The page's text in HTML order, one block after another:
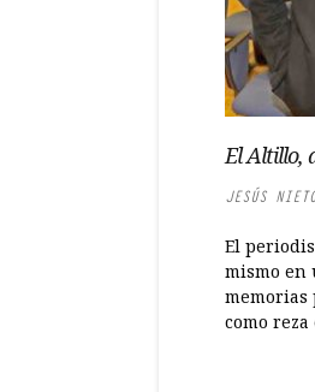
El Altillo,
JESÚS
El
mismo en
memorias
como